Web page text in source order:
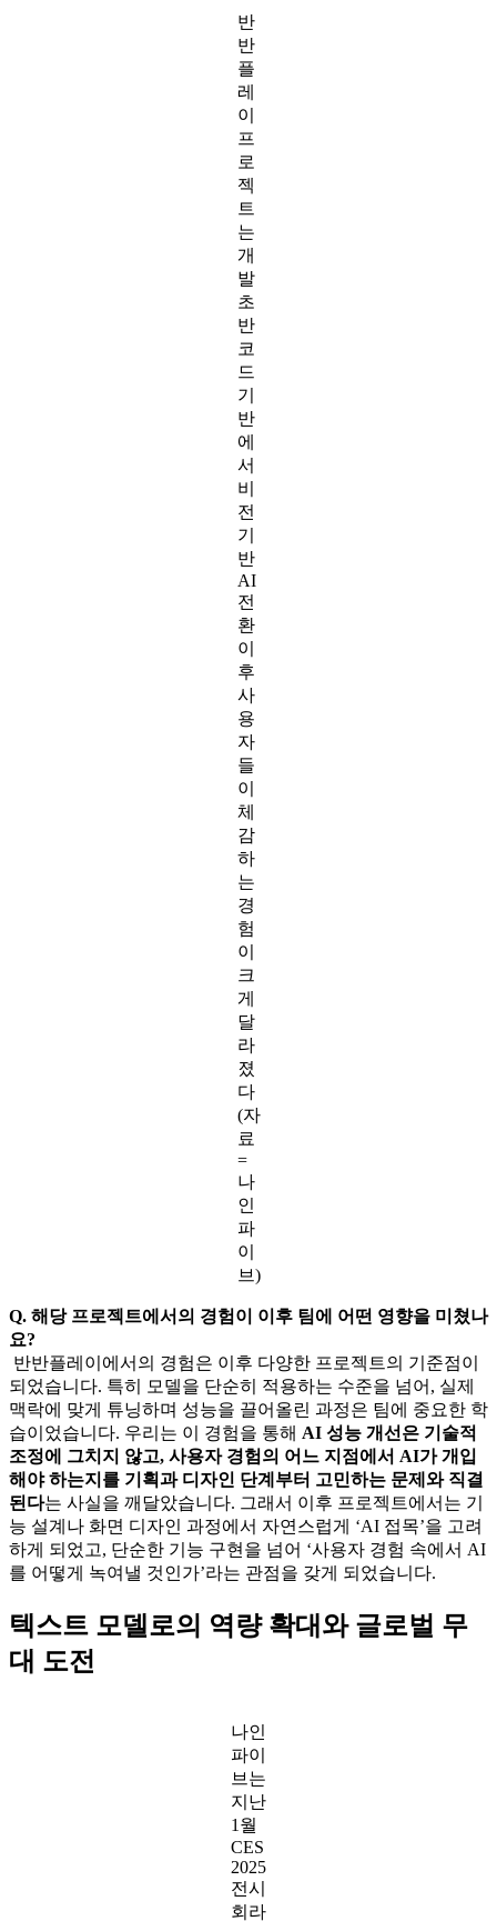
반
반
플
레
이
프
로
젝
트
는
개
발
초
반
코
드
기
반
에
서
비
전
기
반
AI
전
환
이
후
사
용
자
들
이
체
감
하
는
경
험
이
크
게
달
라
졌
다
(자
료
=
나
인
파
이
브)
Q. 해당 프로젝트에서의 경험이 이후 팀에 어떤 영향을 미쳤나
요?
반반플레이에서의 경험은 이후 다양한 프로젝트의 기준점이
되었습니다. 특히 모델을 단순히 적용하는 수준을 넘어, 실제
맥락에 맞게 튜닝하며 성능을 끌어올린 과정은 팀에 중요한 학
습이었습니다. 우리는 이 경험을 통해 AI 성능 개선은 기술적
조정에 그치지 않고, 사용자 경험의 어느 지점에서 AI가 개입
해야 하는지를 기획과 디자인 단계부터 고민하는 문제와 직결
된다는 사실을 깨달았습니다. 그래서 이후 프로젝트에서는 기
능 설계나 화면 디자인 과정에서 자연스럽게 ‘AI 접목’을 고려
하게 되었고, 단순한 기능 구현을 넘어 ‘사용자 경험 속에서 AI
를 어떻게 녹여낼 것인가’라는 관점을 갖게 되었습니다.
텍스트 모델로의 역량 확대와 글로벌 무
대 도전
나인
파이
브는
지난
1월
CES
2025
전시
회라